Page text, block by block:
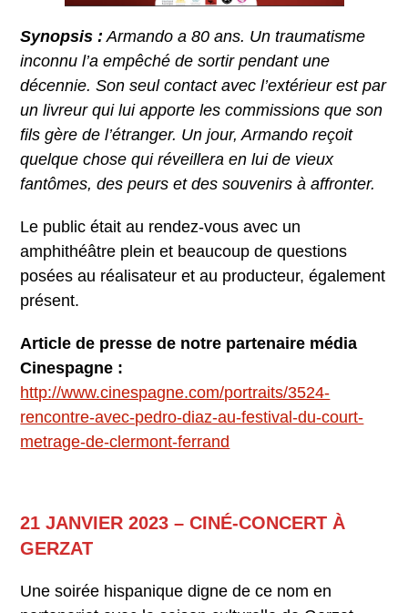
Synopsis : Armando a 80 ans. Un traumatisme
inconnu l’a empêché de sortir pendant une
décennie. Son seul contact avec l’extérieur est par
un livreur qui lui apporte les commissions que son
fils gère de l’étranger. Un jour, Armando reçoit
quelque chose qui réveillera en lui de vieux
fantômes, des peurs et des souvenirs à affronter.
Le public était au rendez-vous avec un
amphithéâtre plein et beaucoup de questions
posées au réalisateur et au producteur, également
présent.
Article de presse de notre partenaire média
Cinespagne :
http://www.cinespagne.com/portraits/3524-
rencontre-avec-pedro-diaz-au-festival-du-court-
metrage-de-clermont-ferrand
21 JANVIER 2023 – CINÉ-CONCERT À
GERZAT
Une soirée hispanique digne de ce nom en